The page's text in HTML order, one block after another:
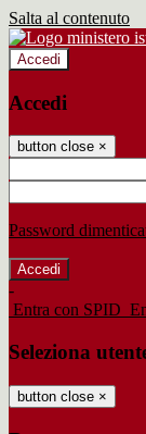
Salta al contenuto
Accedi
Accedi
button close ×
Password
-
Entra con SPID
Seleziona
button close ×